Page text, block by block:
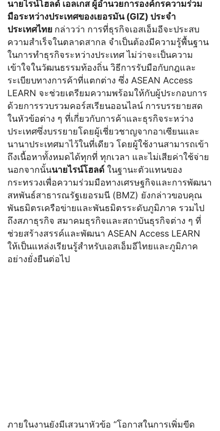
นายไรน์โฮลด์ เอลเกส ผู้อำนวยการองค์กรความร่วม
มือระหว่างประเทศของเยอรมัน (GIZ) ประจำ
ประเทศไทย กล่าวว่า การที่ธุรกิจเอสเอ็มอีจะประสบ
ความสำเร็จในตลาดสากล จำเป็นต้องมีความรู้พื้นฐาน
ในการทำธุรกิจระหว่างประเทศ ไม่ว่าจะเป็นความ
เข้าใจในวัฒนธรรมท้องถิ่น วิธีการรับมือกับกฎและ
ระเบียบทางการค้าที่แตกต่าง ซึ่ง ASEAN Access
LEARN จะช่วยเตรียมความพร้อมให้กับผู้ประกอบการ
ด้วยการรวบรวมคอร์สเรียนออนไลน์ การบรรยายสด
ในหัวข้อต่าง ๆ ที่เกี่ยวกับการค้าและธุรกิจระหว่าง
ประเทศซึ่งบรรยายโดยผู้เชี่ยวชาญจากอาเซียนและ
นานาประเทศมาไว้ในที่เดียว โดยผู้ใช้งานสามารถเข้า
ถึงเนื้อหาทั้งหมดได้ทุกที่ ทุกเวลา และไม่เสียค่าใช้จ่าย
นอกจากนั้นนายไรน์โฮลด์ ในฐานะตัวแทนของ
กระทรวงเพื่อความร่วมมือทางเศรษฐกิจและการพัฒนา
สหพันธ์สาธารณรัฐเยอรมนี (BMZ) ยังกล่าวขอบคุณ
พันธมิตรเครือข่ายและพันธมิตรระดับภูมิภาค รวมไป
ถึงสภาธุรกิจ สมาคมธุรกิจและสถาบันธุรกิจต่าง ๆ ที่
ช่วยสร้างสรรค์และพัฒนา ASEAN Access LEARN
ให้เป็นแหล่งเรียนรู้สำหรับเอสเอ็มอีไทยและภูมิภาค
อย่างยั่งยืนต่อไป
ภายในงานยังมีเสวนาหัวข้อ “โอกาสในการเพิ่มขีด